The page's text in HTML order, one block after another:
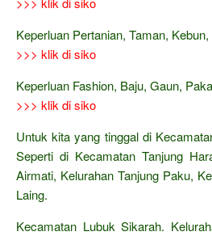
Keperluan Pertanian, Taman,
>>> klik di siko
Keperluan Fashion, Baju, Gaun,
>>> klik di siko
Untuk kita yang tinggal di
Seperti di Kecamatan Tanjung
Airmati, Kelurahan Tanjung Paku,
Laing.
Kecamatan Lubuk Sikarah.